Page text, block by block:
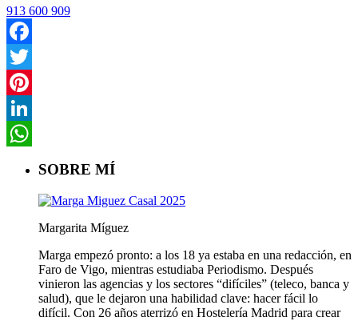
913 600 909
Facebook
Twitter
Pinterest
LinkedIn
SOBRE MÍ
Margarita Míguez
Marga empezó pronto: a los 18 ya estaba en una redacción, en
Faro de Vigo, mientras estudiaba Periodismo. Después
vinieron las agencias y los sectores “difíciles” (teleco, banca y
salud), que le dejaron una habilidad clave: hacer fácil lo
difícil. Con 26 años aterrizó en Hostelería Madrid para crear